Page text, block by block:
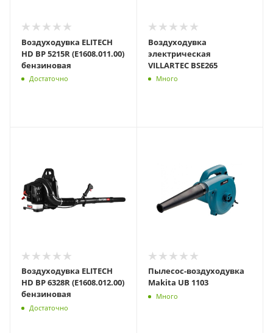
Воздуходувка ELITECH
HD BP 5215R (E1608.011.00)
бензиновая
Достаточно
Воздуходувка
электрическая
VILLARTEC BSE265
Много
Воздуходувка ELITECH
HD BP 6328R (E1608.012.00)
бензиновая
Достаточно
Пылесос-воздуходувка
Makita UB 1103
Много